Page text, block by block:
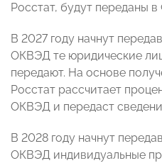
Росстат, будут переданы
В 2027 году начнут
ОКВЭД те юридические
передают. На основе
Росстат рассчитает
ОКВЭД и передаст
В 2028 году начнут
ОКВЭД индивидуальные